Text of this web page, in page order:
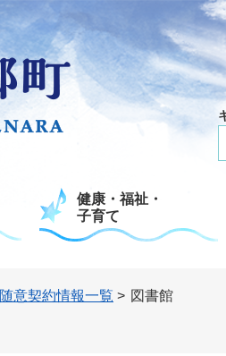
健康・福祉・
子育て
随意契約情報一覧 > 図書館